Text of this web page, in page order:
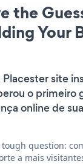
the
Your
site
o primeiro
online de
question:
a mais